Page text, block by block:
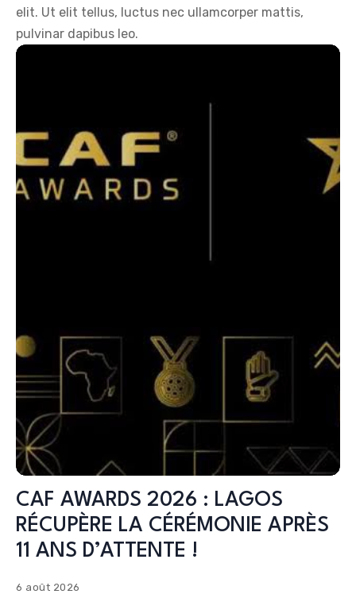
elit. Ut elit tellus, luctus nec ullamcorper mattis,
pulvinar dapibus leo.
CAF AWARDS 2026 : LAGOS
RÉCUPÈRE LA CÉRÉMONIE APRÈS
11 ANS D’ATTENTE !
6 août 2026